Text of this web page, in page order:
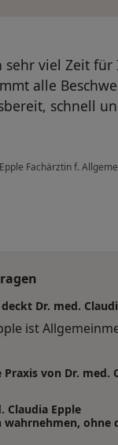
sehr viel Zeit für
alle
schnell
Fachärztin f.
Dr. med.
ist
von Dr. med.
Claudia Epple
ohne